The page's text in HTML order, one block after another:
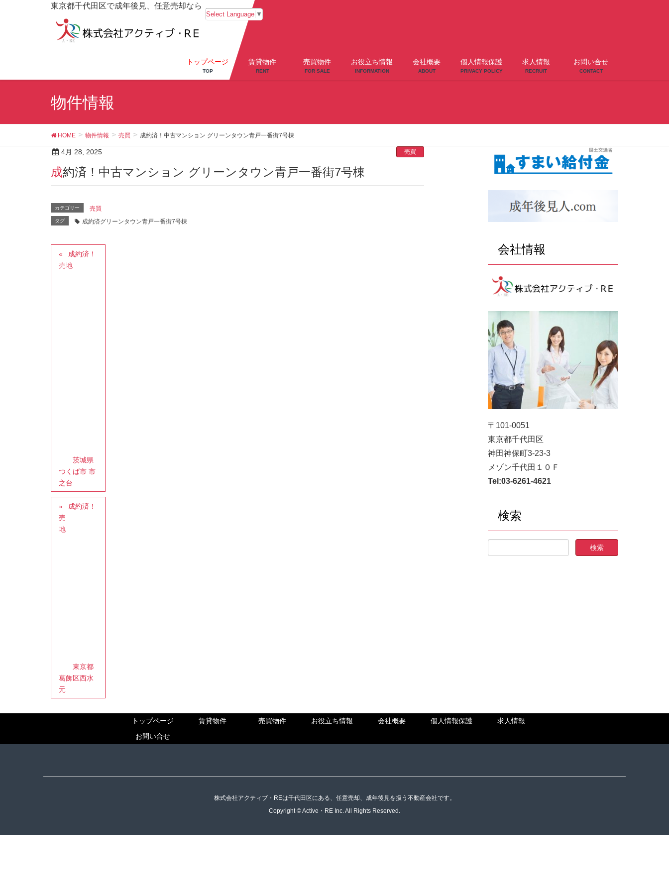
東京都千代田区で成年後見、任意売却なら
Select Language ▼
トップページ
TOP
賃貸物件
RENT
売買物件
FOR SALE
お役立ち情報
INFORMATION
会社概要
ABOUT
個人情報保護
PRIVACY POLICY
求人情報
RECRUIT
お問い合せ
CONTACT
物件情報
HOME 物件情報 売買 成約済！中古マンション グリーンタウン青戸一番街7号棟
4月 28, 2025 売買
成約済！中古マンション グリーンタウン青戸一番街7号棟
カテゴリー 売買
タグ 成約済グリーンタウン青戸一番街7号棟
成約済！
売地
茨城県
つくば市 市
之台
成約済！
売
地
東京都
葛飾区西水
元
会社情報
〒101-0051
東京都千代田区
神田神保町3-23-3
メゾン千代田１０Ｆ
Tel:03-6261-4621
検索
トップページ 賃貸物件 売買物件 お役立ち情報 会社概要 個人情報保護
求人情報
お問い合せ
株式会社アクティブ・REは千代田区にある、任意売却、成年後見を扱う不動産会社です。
Copyright © Active・RE Inc. All Rights Reserved.